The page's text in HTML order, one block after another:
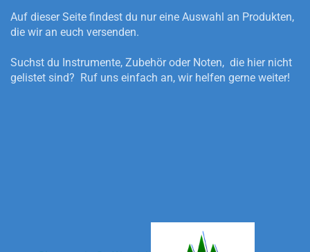
Auf dieser Seite findest du nur eine Auswahl an Produkten,
die wir an euch versenden.
Suchst du Instrumente, Zubehör oder Noten, die hier nicht
gelistet sind? Ruf uns einfach an, wir helfen gerne weiter!